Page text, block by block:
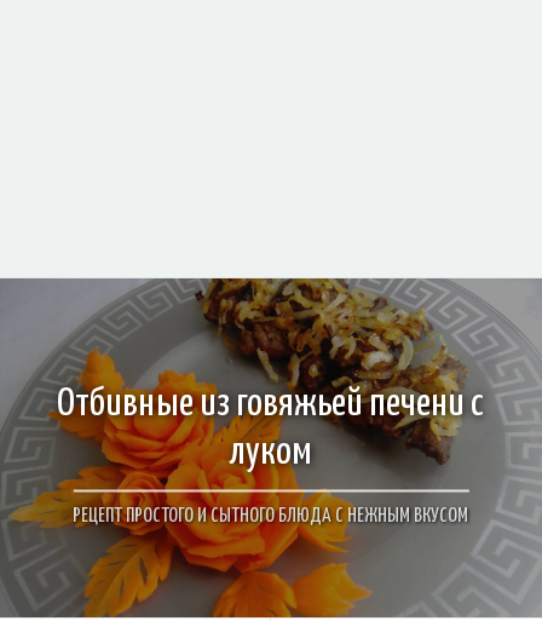
Отбивные из говяжьей печени с
луком
РЕЦЕПТ ПРОСТОГО И СЫТНОГО БЛЮДА С НЕЖНЫМ ВКУСОМ